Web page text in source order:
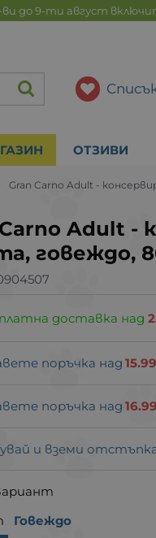
до 9-ти август
ОТЗИВИ
Gran Carno Adult -
Adult -
говеждо,
доставка над
поръчка над 15.99
поръчка над 16.99
и вземи
Говеждо